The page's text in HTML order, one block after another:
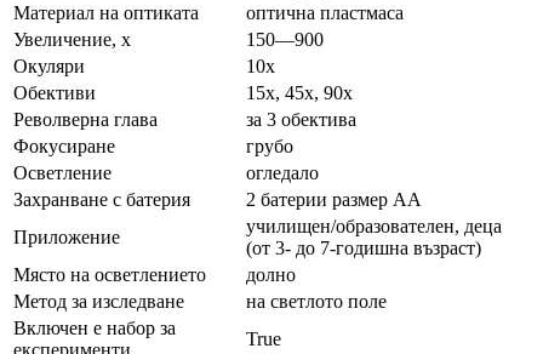
Материал на оптиката
оптична пластмаса
Увеличение, x
150—900
Окуляри
10x
Обективи
15x, 45x, 90x
Револверна глава
за 3 обектива
Фокусиране
грубо
Осветление
огледало
Захранване с батерия
2 батерии размер АА
Приложение
училищен/образователен, деца
(от 3- до 7-годишна възраст)
Място на осветлението
долно
Метод за изследване
на светлото поле
Включен е набор за
True